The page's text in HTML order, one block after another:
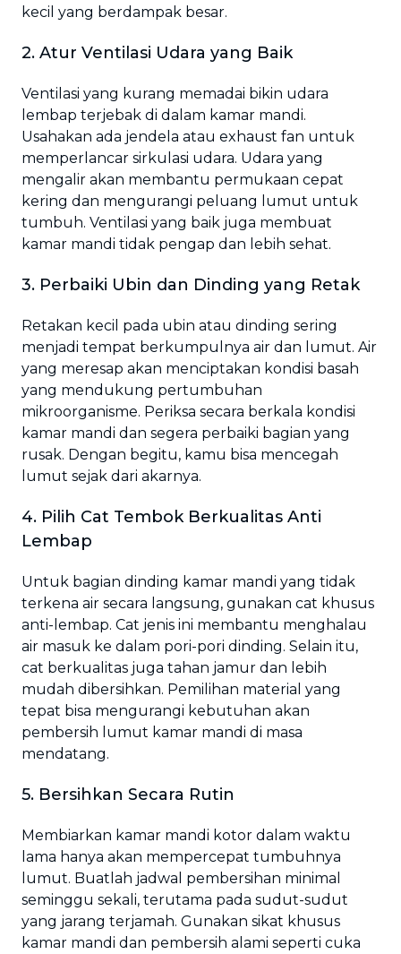
kecil yang berdampak besar.
2. Atur Ventilasi Udara yang Baik
Ventilasi yang kurang memadai bikin udara
lembap terjebak di dalam kamar mandi.
Usahakan ada jendela atau exhaust fan untuk
memperlancar sirkulasi udara. Udara yang
mengalir akan membantu permukaan cepat
kering dan mengurangi peluang lumut untuk
tumbuh. Ventilasi yang baik juga membuat
kamar mandi tidak pengap dan lebih sehat.
3. Perbaiki Ubin dan Dinding yang Retak
Retakan kecil pada ubin atau dinding sering
menjadi tempat berkumpulnya air dan lumut. Air
yang meresap akan menciptakan kondisi basah
yang mendukung pertumbuhan
mikroorganisme. Periksa secara berkala kondisi
kamar mandi dan segera perbaiki bagian yang
rusak. Dengan begitu, kamu bisa mencegah
lumut sejak dari akarnya.
4. Pilih Cat Tembok Berkualitas Anti
Lembap
Untuk bagian dinding kamar mandi yang tidak
terkena air secara langsung, gunakan cat khusus
anti-lembap. Cat jenis ini membantu menghalau
air masuk ke dalam pori-pori dinding. Selain itu,
cat berkualitas juga tahan jamur dan lebih
mudah dibersihkan. Pemilihan material yang
tepat bisa mengurangi kebutuhan akan
pembersih lumut kamar mandi di masa
mendatang.
5. Bersihkan Secara Rutin
Membiarkan kamar mandi kotor dalam waktu
lama hanya akan mempercepat tumbuhnya
lumut. Buatlah jadwal pembersihan minimal
seminggu sekali, terutama pada sudut-sudut
yang jarang terjamah. Gunakan sikat khusus
kamar mandi dan pembersih alami seperti cuka